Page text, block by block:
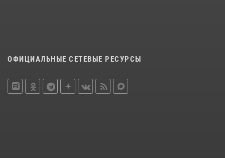
ОФИЦИАЛЬНЫЕ СЕТЕВЫЕ РЕСУРСЫ